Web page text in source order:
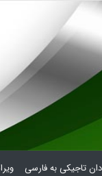
تاجیکی به فارسی